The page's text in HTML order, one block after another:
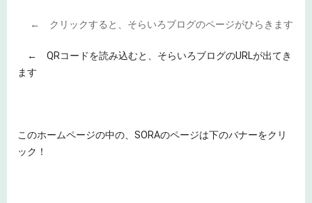
← クリックすると、そらいろブログのページがひらきます
← QRコードを読み込むと、そらいろブログのURLが出てき
ます
このホームページの中の、SORAのページは下のバナーをクリ
ック！